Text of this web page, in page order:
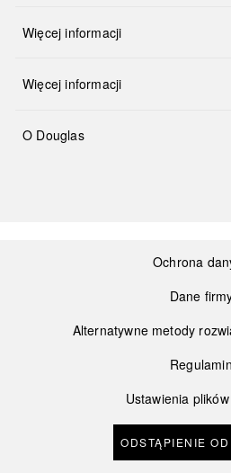
Więcej informacji
Więcej informacji
O Douglas
Ochrona
Dane
Alternatywne metody
Regulamin
Ustawienia
ODSTĄPIENIE